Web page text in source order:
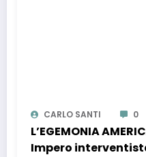
CARLO SANTI 0
L’EGEMONIA
Impero